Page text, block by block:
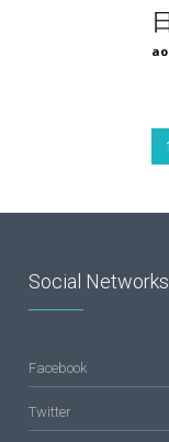
1
Social Networks
Facebook
Twitter